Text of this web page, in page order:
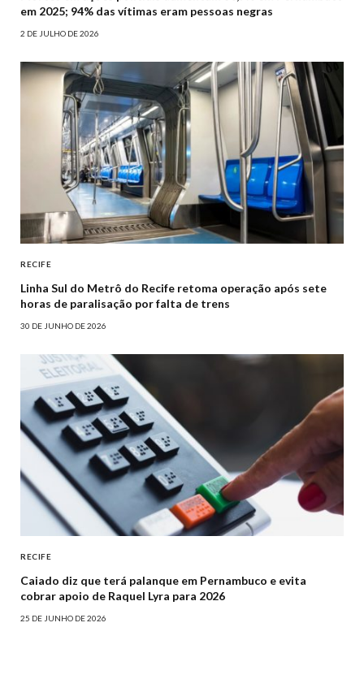
em 2025; 94% das vítimas eram pessoas negras
2 DE JULHO DE 2026
RECIFE
Linha Sul do Metrô do Recife retoma operação após sete
horas de paralisação por falta de trens
30 DE JUNHO DE 2026
RECIFE
Caiado diz que terá palanque em Pernambuco e evita
cobrar apoio de Raquel Lyra para 2026
25 DE JUNHO DE 2026